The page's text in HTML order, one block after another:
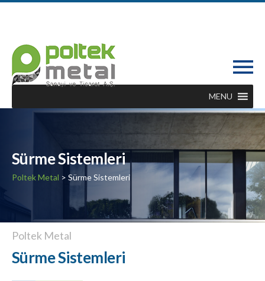
MENU
Sürme Sistemleri
Poltek Metal > Sürme Sistemleri
Poltek Metal
Sürme Sistemleri